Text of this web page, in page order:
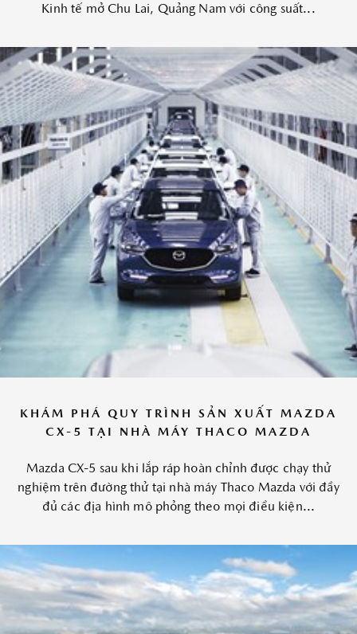
Kinh tế mở Chu Lai, Quảng Nam với công suất...
KHÁM PHÁ QUY TRÌNH SẢN XUẤT MAZDA
CX-5 TẠI NHÀ MÁY THACO MAZDA
Mazda CX-5 sau khi lắp ráp hoàn chỉnh được chạy thử
nghiệm trên đường thử tại nhà máy Thaco Mazda với đầy
đủ các địa hình mô phỏng theo mọi điều kiện...